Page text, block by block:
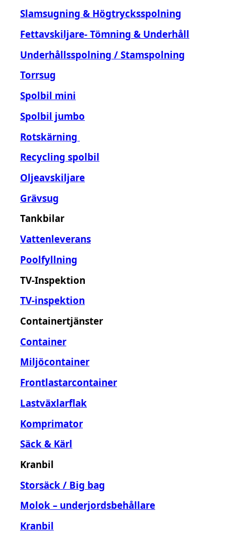
Slamsugning & Högtrycksspolning
Fettavskiljare- Tömning & Underhåll
Underhållsspolning / Stamspolning
Torrsug
Spolbil mini
Spolbil jumbo
Rotskärning
Recycling spolbil
Oljeavskiljare
Grävsug
Tankbilar
Vattenleverans
Poolfyllning
TV-Inspektion
TV-inspektion
Containertjänster
Container
Miljöcontainer
Frontlastarcontainer
Lastväxlarflak
Komprimator
Säck & Kärl
Kranbil
Storsäck / Big bag
Molok – underjordsbehållare
Kranbil